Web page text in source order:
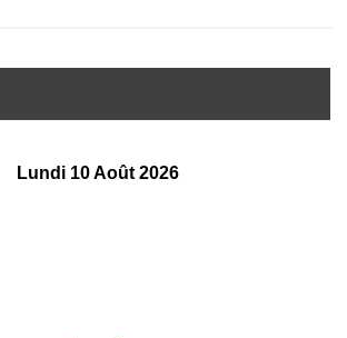
Lundi 10 Août 2026